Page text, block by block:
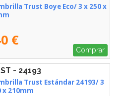
Trust Boye Eco/ 3 x 250 x
€
Comprar
- 24193
Trust Estándar 24193/ 3
x 210mm